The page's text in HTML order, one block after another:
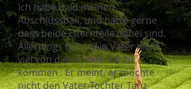
Ich habe bald meinen
Abschlussball, und hätte gerne
dass beide Elternteile dabei sind.
Allerdings hält mein Vater nicht
viel von dieser idee mit zu
kommen . Er meint, er möchte
nicht den Vater-Tochter Tanz